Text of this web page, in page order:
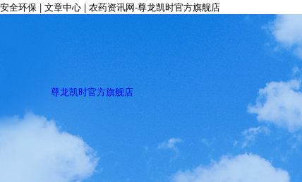
安全环保 | 文章中心 | 农药资讯网-尊龙凯时官方旗舰店
尊龙凯时官方旗舰店